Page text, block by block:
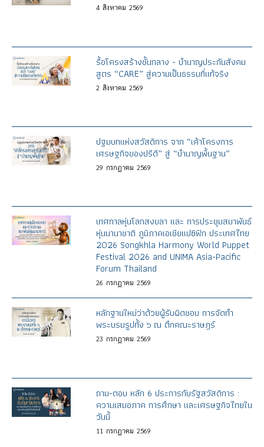
4 สิงหาคม 2569
รื้อโครงสร้างชั้นกลาง - บำนาญประกันสังคม
สูตร “CARE” สู่ความเป็นธรรมที่แท้จริง
2 สิงหาคม 2569
ปฐมบทแห่งสวัสดิการ จาก “เค้าโครงการ
เศรษฐกิจของปรีดี” สู่ “บำนาญพื้นฐาน”
29 กรกฎาคม 2569
เทศกาลหุ่นโลกสงขลา และ การประชุมสมาพันธ์
หุ่นนานาชาติ ภูมิภาคเอเชียแปซิฟิก ประเทศไทย
2026 Songkhla Harmony World Puppet
Festival 2026 and UNIMA Asia-Pacific
Forum Thailand
26 กรกฎาคม 2569
หลักฐานใหม่ว่าด้วยผู้รับผิดชอบ การจัดทำ
พระบรมรูปทั้ง ๖ ณ ตึกคณะราษฎร์
23 กรกฎาคม 2569
ถาม-ตอบ หลัก 6 ประการกับรัฐสวัสดิการ :
ความเสมอภาค การศึกษา และเศรษฐกิจไทยใน
วันนี้
11 กรกฎาคม 2569